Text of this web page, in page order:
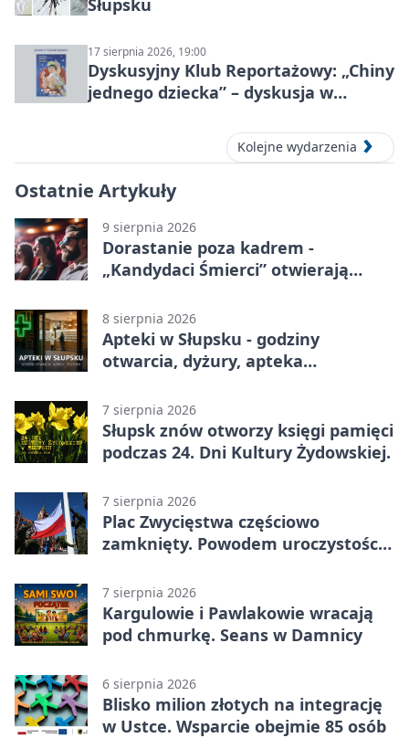
Słupsku
17 sierpnia 2026, 19:00
Dyskusyjny Klub Reportażowy: „Chiny
jednego dziecka” – dyskusja w
Kolejne wydarzenia
Ostatnie Artykuły
9 sierpnia 2026
Dorastanie poza kadrem -
„Kandydaci Śmierci” otwierają
8 sierpnia 2026
Apteki w Słupsku - godziny
otwarcia, dyżury, apteka
7 sierpnia 2026
Słupsk znów otworzy księgi pamięci
podczas 24. Dni Kultury Żydowskiej.
7 sierpnia 2026
Plac Zwycięstwa częściowo
zamknięty. Powodem uroczystości
7 sierpnia 2026
Kargulowie i Pawlakowie wracają
pod chmurkę. Seans w Damnicy
6 sierpnia 2026
Blisko milion złotych na integrację
w Ustce. Wsparcie obejmie 85 osób